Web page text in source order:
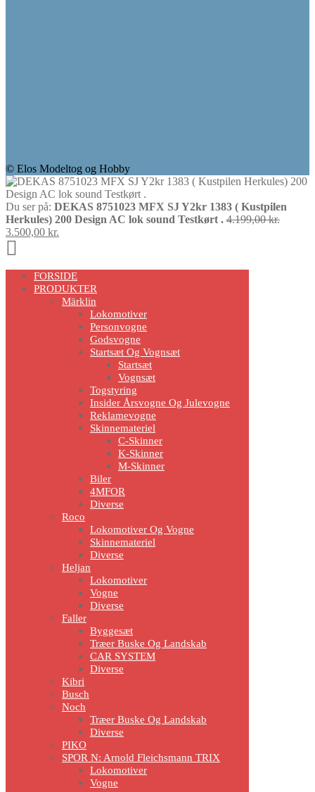
© Elos Modeltog og Hobby
Du ser på: DEKAS 8751023 MFX SJ Y2kr 1383 ( Kustpilen
Herkules) 200 Design AC lok sound Testkørt . 4.199,00kr.Den
3.500,00 kr.
er:
3.500,00 kr..
UpFORSIDE
PRODUKTER
Märklin
Lokomotiver
Personvogne
Godsvogne
Startsæt Og Vognsæt
Startsæt
Vognsæt
Togstyring
Insider Årsvogne Og Julevogne
Reklamevogne
Skinnemateriel
C-Skinner
K-Skinner
M-Skinner
Biler
4MFOR
Diverse
Roco
Lokomotiver Og Vogne
Skinnemateriel
Diverse
Heljan
Lokomotiver
Vogne
Diverse
Faller
Byggesæt
Træer Buske Og Landskab
CAR SYSTEM
Diverse
Kibri
Busch
Noch
Træer Buske Og Landskab
Diverse
PIKO
SPOR N: Arnold Fleichsmann TRIX
Lokomotiver
Vogne